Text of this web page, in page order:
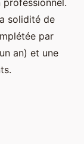
solidité de
par
an) et une